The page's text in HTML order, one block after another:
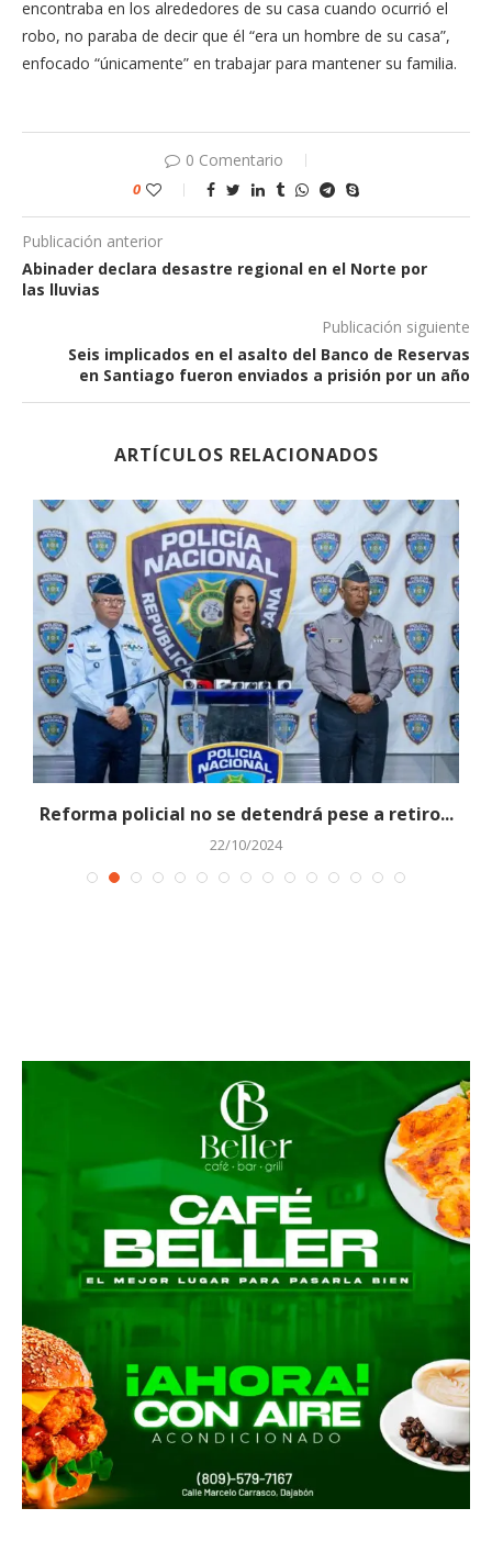
encontraba en los alrededores de su casa cuando ocurrió el
robo, no paraba de decir que él “era un hombre de su casa”,
enfocado “únicamente” en trabajar para mantener su familia.
0 Comentario
0
Publicación anterior
Abinader declara desastre regional en el Norte por
las lluvias
Publicación siguiente
Seis implicados en el asalto del Banco de Reservas
en Santiago fueron enviados a prisión por un año
ARTÍCULOS RELACIONADOS
Reforma policial no se detendrá pese a retiro...
22/10/2024